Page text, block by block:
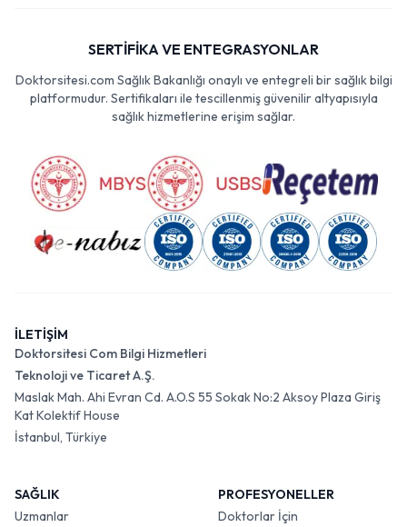
SERTİFİKA VE ENTEGRASYONLAR
Doktorsitesi.com Sağlık Bakanlığı onaylı ve entegreli bir sağlık bilgi
platformudur. Sertifikaları ile tescillenmiş güvenilir altyapısıyla
sağlık hizmetlerine erişim sağlar.
İLETİŞİM
Doktorsitesi Com Bilgi Hizmetleri
Teknoloji ve Ticaret A.Ş.
Maslak Mah. Ahi Evran Cd. A.O.S 55 Sokak No:2 Aksoy Plaza Giriş
Kat Kolektif House
İstanbul, Türkiye
SAĞLIK
Uzmanlar
PROFESYONELLER
Doktorlar İçin